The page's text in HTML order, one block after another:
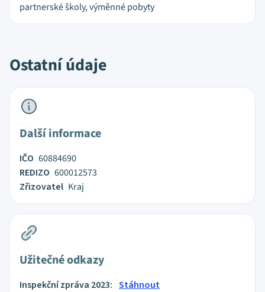
partnerské školy, výměnné pobyty
Ostatní údaje
Další informace
IČO 60884690
REDIZO 600012573
Zřizovatel Kraj
Užitečné odkazy
Inspekční zpráva 2023: Stáhnout